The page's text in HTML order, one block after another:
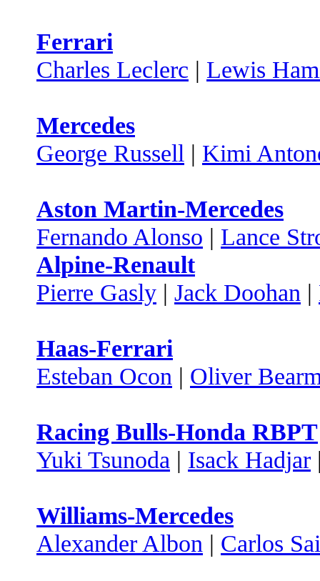
Ferrari
Charles Leclerc | Lewis
Mercedes
George Russell | Kimi
Aston Martin-Mercedes
Fernando Alonso | Lance
Alpine-Renault
Pierre Gasly | Jack Doohan |
Haas-Ferrari
Esteban Ocon | Oliver
Racing Bulls-Honda RBPT
Yuki Tsunoda | Isack Hadjar
Williams-Mercedes
Alexander Albon | Carlos